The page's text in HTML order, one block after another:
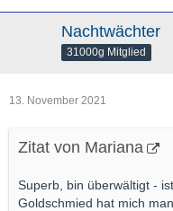
Nachtwächter
31000g Mitglied
13. November 2021
Zitat von Mariana
Superb, bin überwältigt -
Goldschmied hat mich